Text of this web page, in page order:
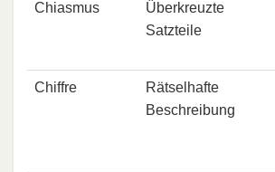
Chiasmus
Überkreuzte
Satzteile
Chiffre
Rätselhafte
Beschreibung